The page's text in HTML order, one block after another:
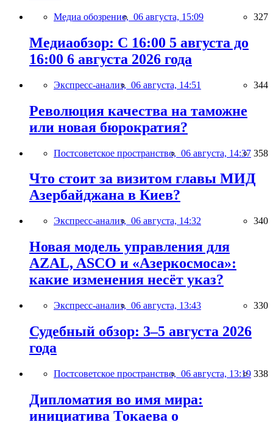
Медиа обозрение, 06 августа, 15:09 327
Медиаобзор: С 16:00 5 августа до
16:00 6 августа 2026 года
Экспресс-анализ, 06 августа, 14:51 344
Революция качества на таможне
или новая бюрократия?
Постсоветское пространство, 06 августа, 14:37 358
Что стоит за визитом главы МИД
Азербайджана в Киев?
Экспресс-анализ, 06 августа, 14:32 340
Новая модель управления для
AZAL, ASCO и «Азеркосмоса»:
какие изменения несёт указ?
Экспресс-анализ, 06 августа, 13:43 330
Судебный обзор: 3–5 августа 2026
года
Постсоветское пространство, 06 августа, 13:19 338
Дипломатия во имя мира:
инициатива Токаева о